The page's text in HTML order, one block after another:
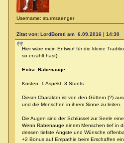
Username: sturmsaenger
Zitat von: LordBorsti am 6.09.2016 | 14:30
Hier wäre mein Entwurf für die kleine
so erzählt hast):
Extra: Rabenauge
Kosten: 1 Aspekt, 3 Stunts
Dieser Charakter ist von den Göttern (?)
und die Menschen in ihrem Sinne zu leiten.
Die Augen sind der Schlüssel zur Seele
Wenn Rabenauge einem Menschen tief in
dessen tiefste Ängste und Wünsche
+2 Bonus auf Empathie beim Erschaffen